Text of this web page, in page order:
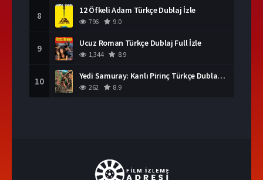
8 12 Öfkeli Adam Türkçe Dublaj İzle
796 9.0
9 Ucuz Roman Türkçe Dublaj Full İzle
1,344 8.9
10 Yedi Samuray: Kanlı Pirinç Türkçe Dublaj İzle
262 8.9